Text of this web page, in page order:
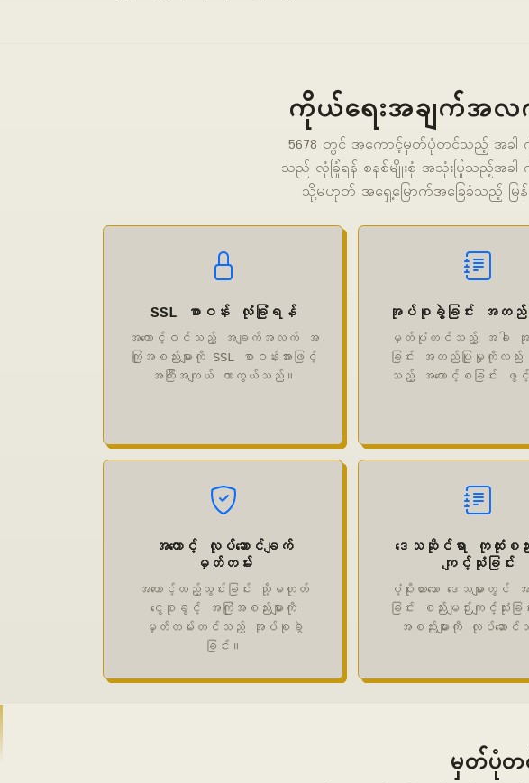
ကိုယ်ရေးအချက်အလ
5678 တွင် အကောင့်မှတ်ပုံတင်သည့် အခါ
သည် လုံခြုံရန် စနစ်မျိုးစုံ အသုံးပြုသည့်အ
သို့မဟုတ် အရှေ့မြောက်အခြေခံသည့် မြ
SSL စာဝန်း လုံခြုံရန်
အကောင့်ဝင်သည့် အချက်အလက် အ
ကြုံအစည်းများကို SSL စာဝန်းအားဖြင့်
အကြီးအကျယ် ကာကွယ်သည်။
အုပ်စုခွဲခြင်း အတည်ပ
မှတ်ပုံတင်သည့် အခါ
ခြင်း အတည်ပြုမှုကိုလည်း
သည့် အကောင့်စခြင်း ဖွင့်
အကောင့် လုပ်ဆောင်ချက်
မှတ်တမ်း
အကောင့်ထည့်သွင်းခြင်း သို့မဟုတ်
ငွေစုခွင့် အကြုံအစည်းများကို
မှတ်တမ်းတင်သည့် အုပ်စုခွဲ
ခြင်း။
ဒေသဆိုင်ရာ ကုထုံးစည်း
ကျင့်သုံးခြင်း
ပံ့ပိုးထားသော ဒေသများတွင်
ခြင်း စည်းမျဉ်းကျင့်သုံးခ
အစည်းများကို လုပ်ဆော
မှတ်ပုံတ